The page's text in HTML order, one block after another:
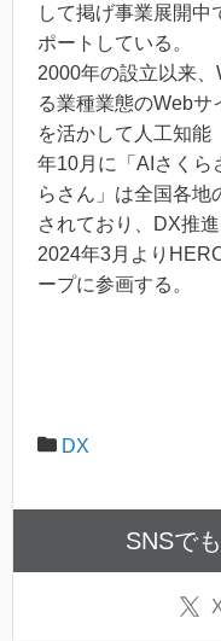
して掲げ事業展開中
ポートしている。
2000年の設立以来
る業種業態のWebサ
を活かして人工知能
年10月に「AIさくら
らさん」は全国各地
されており、DX推進
2024年3月より
ープに参画する。
DX
SNSで